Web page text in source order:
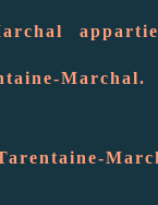
Marchal.